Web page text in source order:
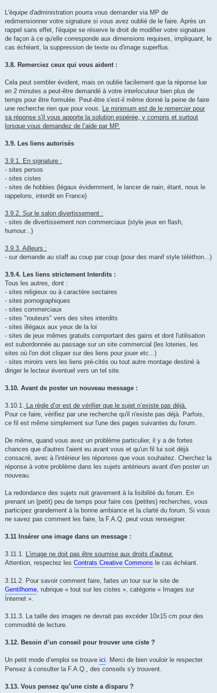
L'équipe d'administration pourra vous demander via MP de
redimensionner votre signature si vous avez oublié de le faire. Après un
rappel sans effet, l'équipe se réserve le droit de modifier votre signature
de façon à ce qu'elle corresponde aux dimensions requises, impliquant, le
cas échéant, la suppression de texte ou d'image superflus.
3.8. Remerciez ceux qui vous aident :
Cela peut sembler évident, mais on oublie facilement que la réponse lue
en 2 minutes a peut-être demandé à votre interlocuteur bien plus de
temps pour être formulée. Peut-être s'est-il même donné la peine de faire
une recherche rien que pour vous. Le minimum est de le remercier pour
sa réponse s'il vous apporte la solution espérée, y compris et surtout
lorsque vous demandez de l’aide par MP.
3.9. Les liens autorisés
3.9.1. En signature :
- sites persos
- sites cistes
- sites de hobbies (légaux évidemment, le lancer de nain, étant, nous le
rappelons, interdit en France)
3.9.2. Sur le salon divertissement :
- sites de divertissement non commerciaux (style jeux en flash,
humour...)
3.9.3. Ailleurs :
- sur demande au staff au coup par coup (pour des manif style téléthon...)
3.9.4. Les liens strictement Interdits :
Tous les autres, dont :
- sites religieux ou à caractère sectaires
- sites pornographiques
- sites commerciaux
- sites "routeurs" vers des sites interdits
- sites illégaux aux yeux de la loi
- sites de jeux mêmes gratuits comportant des gains et dont l'utilisation
est subordonnée au passage sur un site commercial (les loteries, les
sites où l'on doit cliquer sur des liens pour jouer etc...)
- sites miroirs vers les liens pré-cités ou tout autre montage destiné à
diriger le lecteur éventuel vers un tel site.
3.10. Avant de poster un nouveau message :
3.10.1. La règle d’or est de vérifier que le sujet n’existe pas déjà.
Pour ce faire, vérifiez par une recherche qu'il n'existe pas déjà. Parfois,
ce fil est même simplement sur l'une des pages suivantes du forum.
De même, quand vous avez un problème particulier, il y a de fortes
chances que d'autres l'aient eu avant vous et qu'un fil lui soit déjà
consacré, avec à l'intérieur les réponses que vous souhaitez. Cherchez la
réponse à votre problème dans les sujets antérieurs avant d'en poster un
nouveau.
La redondance des sujets nuit gravement à la lisibilité du forum. En
prenant un (petit) peu de temps pour faire ces (petites) recherches, vous
participez grandement à la bonne ambiance et la clarté du forum. Si vous
ne savez pas comment les faire, la F.A.Q. peut vous renseigner.
3.11 Insérer une image dans un message :
3.11.1. L’image ne doit pas être soumise aux droits d’auteur.
Attention, respectez les Contrats Creative Commons le cas échéant.
3.11.2. Pour savoir comment faire, faites un tour sur le site de
Gentilhome, rubrique « tout sur les cistes », catégorie « Images sur
Internet ».
3.11.3. La taille des images ne devrait pas excéder 10x15 cm pour des
commodité de lecture.
3.12. Besoin d’un conseil pour trouver une ciste ?
Un petit mode d’emploi se trouve ici. Merci de bien vouloir le respecter.
Pensez à consulter la F.A.Q., des conseils s'y trouvent.
3.13. Vous pensez qu’une ciste a disparu ?